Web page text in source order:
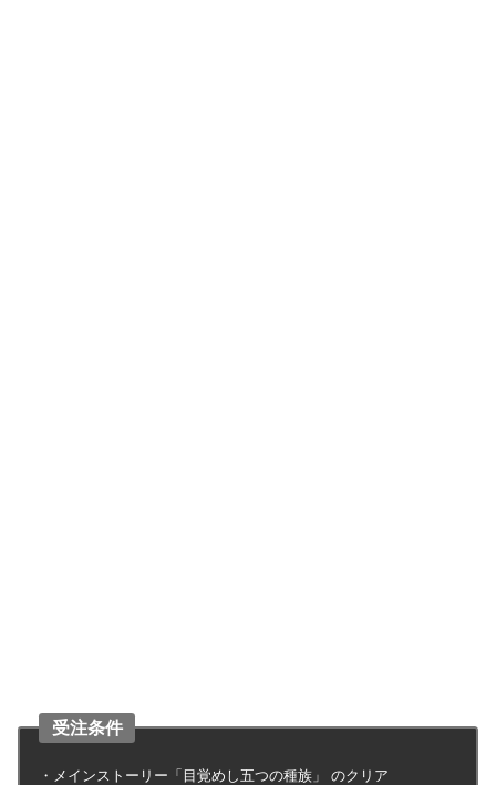
受注条件
・メインストーリー「目覚めし五つの種族」 のクリア